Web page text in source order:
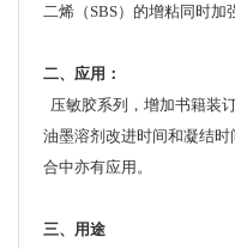
二烯（SBS）的增粘同时加
二、应用：
压敏胶系列，增加书籍装
油墨溶剂改进时间和凝结
合中亦有应用。
三、用途